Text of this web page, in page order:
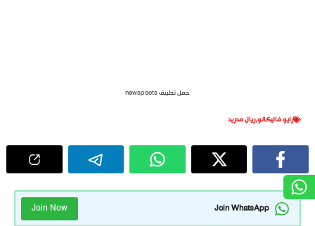
حمل تطبيق newspoots
رايو فاليكانو,ريال مدريد
Join WhatsApp
Join Now